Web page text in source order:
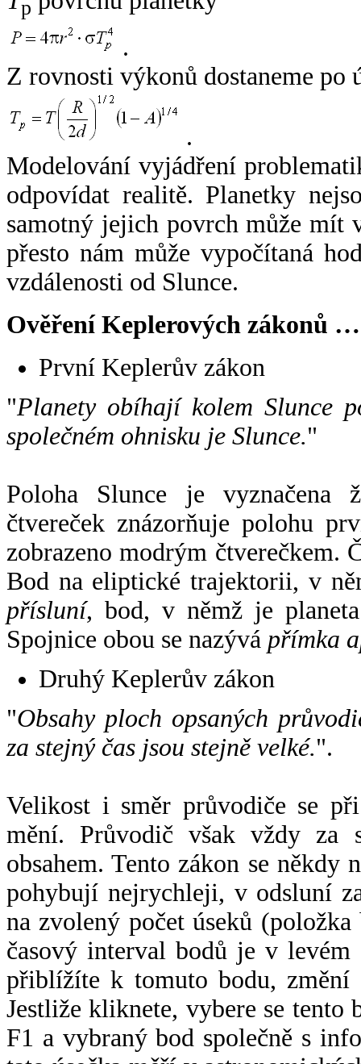
p
.
Z rovnosti výkonů dostaneme po
.
Modelování vyjádření
odpovídat realitě. Planetky
samotný jejich povrch může mít
přesto nám může vypočítaná
vzdálenosti od Slunce.
Ověření Keplerových zákonů …
První Keplerův zákon
"Planety obíhají kolem Slunce
společném ohnisku je Slunce."
Poloha Slunce je vyznačena
čtvereček znázorňuje polohu
zobrazeno modrým čtverečkem.
Bod na eliptické trajektorii, v
přísluní, bod, v němž je
Spojnice obou se nazývá přímka
Druhý Keplerův zákon
"Obsahy ploch opsaných
za stejný čas jsou stejně velké.".
Velikost i směr průvodiče se
mění. Průvodič však vždy za
obsahem. Tento zákon se někdy
pohybují nejrychleji, v odsluní
na zvolený počet úseků
časový interval bodů je v
přiblížíte k tomuto bodu,
Jestliže kliknete, vybere se tento
F1 a vybraný bod společně s